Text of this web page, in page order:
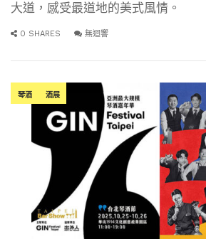
大道，感受最道地的美式風情。
0 SHARES 無迴響
琴酒 酒展